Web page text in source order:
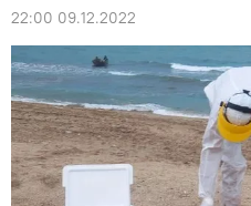
22:00 09.12.2022